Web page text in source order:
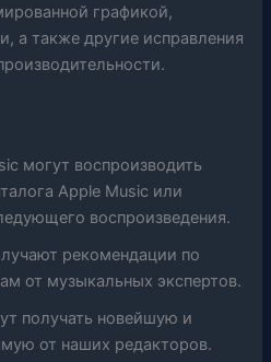
графикой,
а также другие исправления
могут воспроизводить
Apple Music или
воспроизведения.
рекомендации по
от музыкальных экспертов.
получать новейшую и
от наших редакторов.